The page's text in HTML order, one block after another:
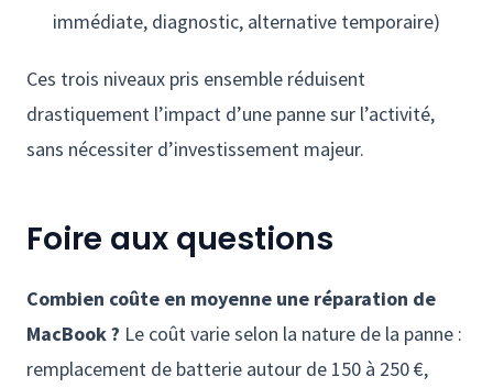
immédiate, diagnostic, alternative temporaire)
Ces trois niveaux pris ensemble réduisent
drastiquement l’impact d’une panne sur l’activité,
sans nécessiter d’investissement majeur.
Foire aux questions
Combien coûte en moyenne une réparation de
MacBook ? Le coût varie selon la nature de la panne :
remplacement de batterie autour de 150 à 250 €,